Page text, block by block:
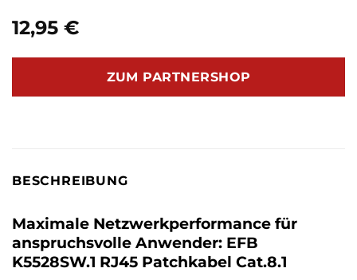
12,95 €
ZUM PARTNERSHOP
BESCHREIBUNG
Maximale Netzwerkperformance für
anspruchsvolle Anwender: EFB
K5528SW.1 RJ45 Patchkabel Cat.8.1